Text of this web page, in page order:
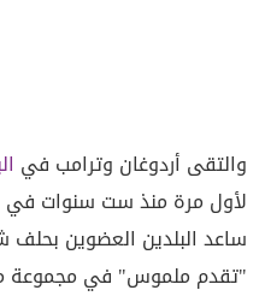
والتقى أردوغان وترامب في
لأول مرة منذ ست سنوات في
ساعد البلدين العضوين
"تقدم ملموس" في مجموعة